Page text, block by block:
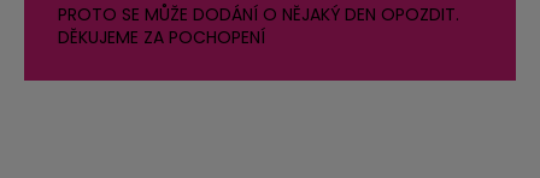
PROTO SE MŮŽE DODÁNÍ O NĚJAKÝ DEN OPOZDIT.
DĚKUJEME ZA POCHOPENÍ